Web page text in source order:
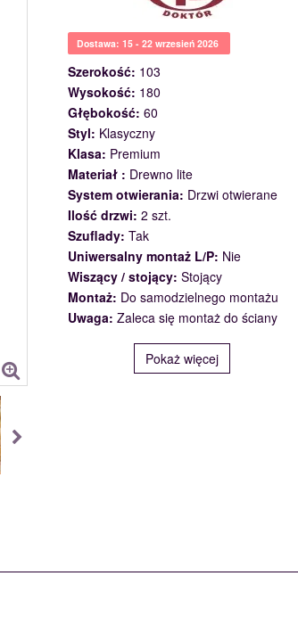
Dostawa: 15 - 22 wrzesień 2026
Szerokość: 103
Wysokość: 180
Głębokość: 60
Styl: Klasyczny
Klasa: Premium
Materiał : Drewno lite
System otwierania: Drzwi otwierane
Ilość drzwi: 2 szt.
Szuflady: Tak
Uniwersalny montaż L/P: Nie
Wiszący / stojący: Stojący
Montaż: Do samodzielnego montażu
Uwaga: Zaleca się montaż do ściany
Pokaż więcej